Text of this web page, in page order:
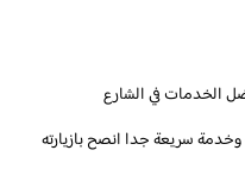
الخدمات في الشارع
سريعة جدا انصح بازيارته